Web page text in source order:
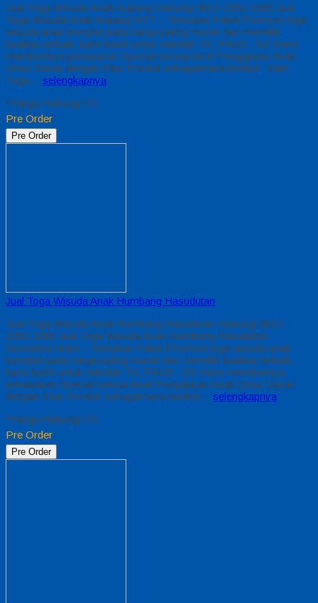
Jual Toga Wisuda Anak Kupang Hubungi 0812-2282-1060 Jual
Toga Wisuda Anak Kupang NTT – Temukan Paket Promosi toga
wisuda anak komplet pada harga paling murah dan memiliki
kualitas terbaik, kami kasih untuk sekolah TK, PAUD , SD Kami
memberinya penawaran Special semua level Pengajaran Anak
Umur Dasar dengan Fitur Produk sebagaimana berikut : Kain
Toga… selengkapnya
*Harga Hubungi CS
Pre Order
Pre Order
Jual Toga Wisuda Anak Humbang Hasudutan
Jual Toga Wisuda Anak Humbang Hasudutan Hubungi 0812-
2282-1060 Jual Toga Wisuda Anak Humbang Hasudutan
Sumatera Utara – Temukan Paket Promosi toga wisuda anak
komplet pada harga paling murah dan memiliki kualitas terbaik,
kami kasih untuk sekolah TK, PAUD , SD Kami memberinya
penawaran Special semua level Pengajaran Anak Umur Dasar
dengan Fitur Produk sebagaimana berikut… selengkapnya
*Harga Hubungi CS
Pre Order
Pre Order